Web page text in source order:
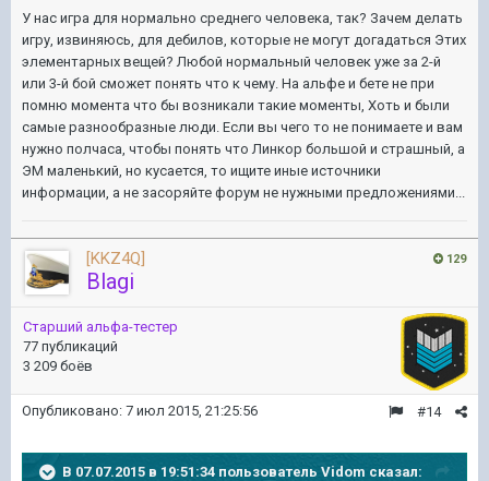
У нас игра для нормально среднего человека, так? Зачем делать
игру, извиняюсь, для дебилов, которые не могут догадаться Этих
элементарных вещей? Любой нормальный человек уже за 2-й
или 3-й бой сможет понять что к чему. На альфе и бете не при
помню момента что бы возникали такие моменты, Хоть и были
самые разнообразные люди. Если вы чего то не понимаете и вам
нужно полчаса, чтобы понять что Линкор большой и страшный, а
ЭМ маленький, но кусается, то ищите иные источники
информации, а не засоряйте форум не нужными предложениями...
129
[KKZ4Q]
Blagi
Старший альфа-тестер
77 публикаций
3 209 боёв
#14
Опубликовано: 7 июл 2015, 21:25:56
В 07.07.2015 в 19:51:34 пользователь Vidom сказал: